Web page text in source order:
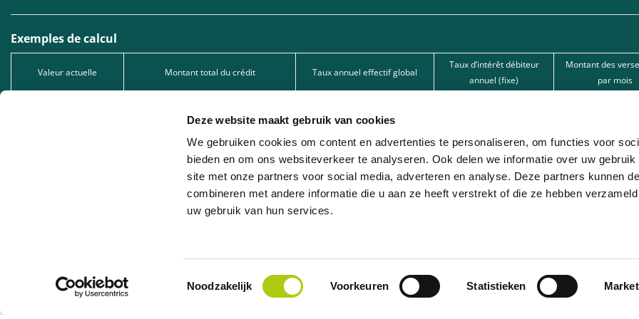
Deze website maakt gebruik van cookies
We gebruiken cookies om content en advertenties te personaliseren, om functies voor
bieden en om ons websiteverkeer te analyseren. Ook delen we informatie over uw gebruik
site met onze partners voor social media, adverteren en analyse. Deze partners kunnen
combineren met andere informatie die u aan ze heeft verstrekt of die ze hebben
uw gebruik van hun services.
Toestemmingsselectie
Noodzakelijk Voorkeuren Statistieken
Exemples de calcul
Valeur actuelle Montant total du crédit Taux annuel effectif global
Taux d’intérêt débiteur
annuel (fixe)
Montant des
par mois
2.549,00 € 15,50%
5.049,00 €
Type de crédit : Prêt à tempérament, sous réserve d’acceptation de votre demande par l’une de nos banques partenaires. Intermédiaire de crédit (agent à
1005.528.130, immatriculée auprès de la FSMA.
Leasing professionnel : Nous proposons du leasing professionnel en collaboration avec différentes sociétés de leasing partenaires. Cette option est réservée